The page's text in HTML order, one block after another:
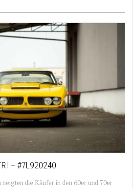
– #7L920240
die Käufer in den 60er und 70er